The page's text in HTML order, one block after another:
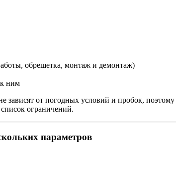
обрешетка, монтаж и демонтаж)
к ним
от погодных условий и пробок, поэтому
ограничений.
параметров